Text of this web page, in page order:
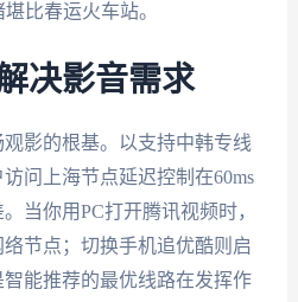
比春运火车站。
决影音需求
影的根基。以支持中韩专线
问上海节点延迟控制在60ms
当你用PC打开腾讯视频时，
节点；切换手机追优酷则启
能推荐的最优线路在发挥作